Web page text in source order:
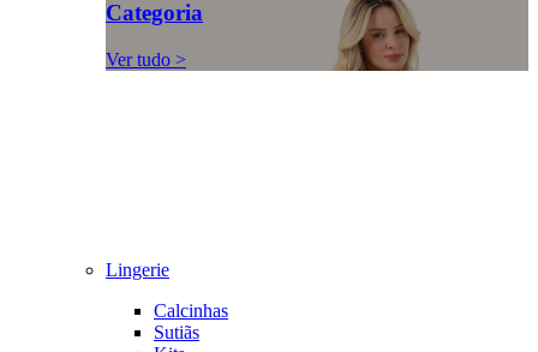
Categoria
Ver tudo >
Lingerie
Calcinhas
Sutiãs